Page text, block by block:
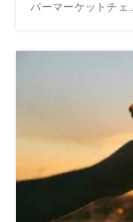
パーマーケットチェ...